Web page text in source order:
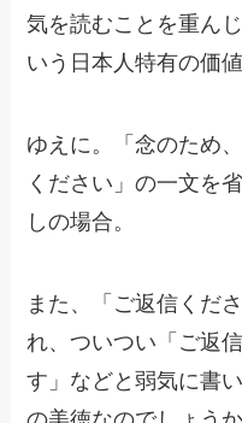
気を読むことを重ん
いう日本人特有の価値
ゆえに。「念のため
ください」の一文を
しの場合。
また、「ご返信くだ
れ、ついつい「ご返
す」などと弱気に書